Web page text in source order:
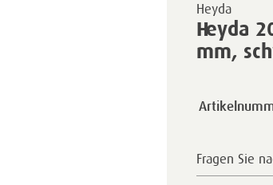
Heyda
Heyda
mm,
Fragen Sie